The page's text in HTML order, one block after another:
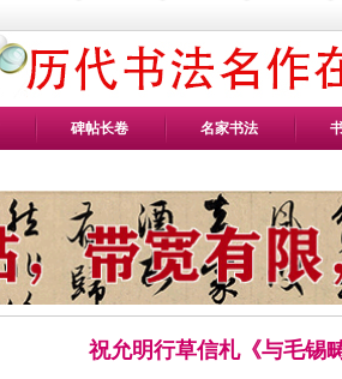
碑帖长卷 名家书法
祝允明行草信札《与毛锡